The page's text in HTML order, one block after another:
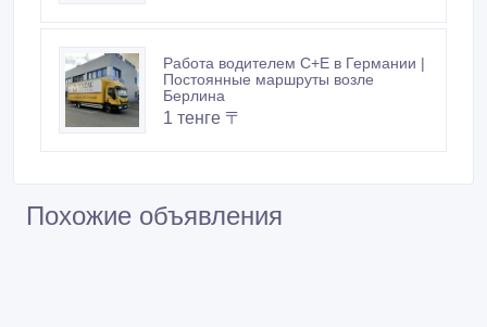
Работа водителем C+E в Германии |
Постоянные маршруты возле
Берлина
1 тенге 〒
Похожие объявления